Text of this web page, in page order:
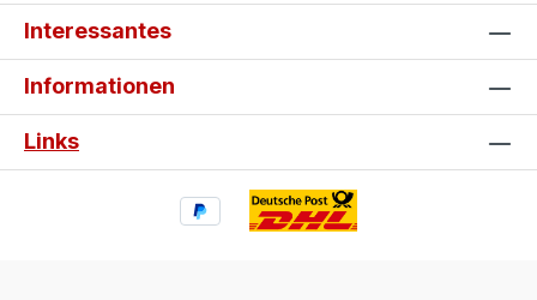
Interessantes
Informationen
Links